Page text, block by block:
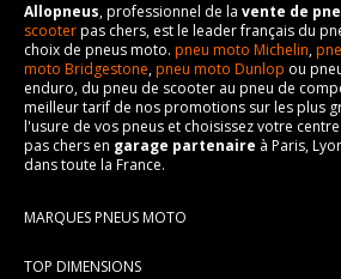
Allopneus, professionnel de la vente de
scooterpas chers, est le leader français du
choix de pneus moto. pneu moto Michelin,
moto Bridgestone,pneu moto Dunlop ou
enduro, du pneu de scooter au pneu de
meilleur tarif de nos promotions sur les plus
l'usure de vos pneus et choisissez votre
pas chers en garage partenaire à Paris,
dans toute la France.
MARQUES PNEUS MOTO
TOP DIMENSIONS